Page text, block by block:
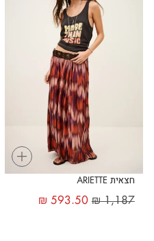
+
חצאית ARIETTE
₪1,187
₪ 593.50